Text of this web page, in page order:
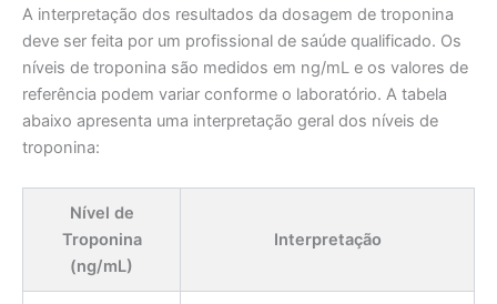
A interpretação dos resultados da dosagem de troponina
deve ser feita por um profissional de saúde qualificado. Os
níveis de troponina são medidos em ng/mL e os valores de
referência podem variar conforme o laboratório. A tabela
abaixo apresenta uma interpretação geral dos níveis de
troponina:
Nível de
Troponina
(ng/mL)
Interpretação